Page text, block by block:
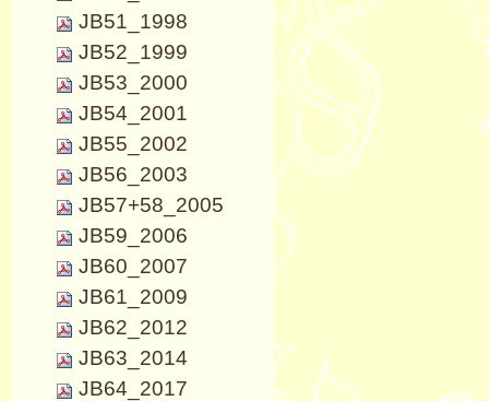
JB51_1998
JB52_1999
JB53_2000
JB54_2001
JB55_2002
JB56_2003
JB57+58_2005
JB59_2006
JB60_2007
JB61_2009
JB62_2012
JB63_2014
JB64_2017